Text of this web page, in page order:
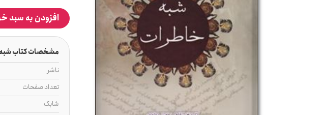
افزودن به سبد
مشخصات کتاب شبه
ناشر
تعداد صفحات
شابک